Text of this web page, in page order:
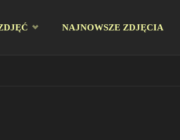
NAJNOWSZE ZDJĘCIA